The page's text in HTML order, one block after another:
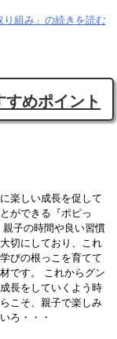
り組み」の続きを読む
めポイント
楽しい成長を促して
ができる『ポピっ
親子の時間や良い習慣
切にしており、これ
びの根っこを育てて
です。 これからグン
長をしていくよう時
こそ、親子で楽しみ
ろ・・・